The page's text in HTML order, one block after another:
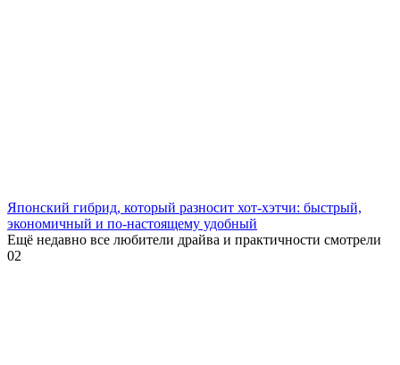
Японский гибрид, который разносит хот-хэтчи: быстрый,
экономичный и по-настоящему удобный
Ещё недавно все любители драйва и практичности смотрели
02